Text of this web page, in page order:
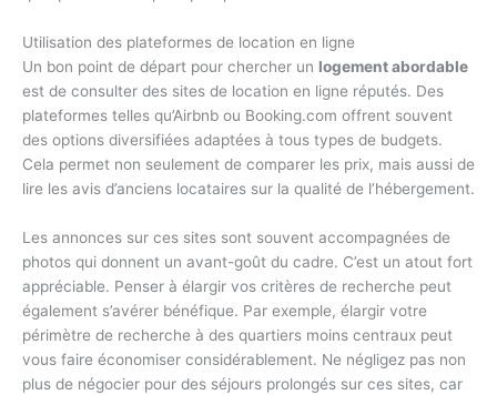
Utilisation des plateformes de location en ligne
Un bon point de départ pour chercher un logement abordable
est de consulter des sites de location en ligne réputés. Des
plateformes telles qu’Airbnb ou Booking.com offrent souvent
des options diversifiées adaptées à tous types de budgets.
Cela permet non seulement de comparer les prix, mais aussi de
lire les avis d’anciens locataires sur la qualité de l’hébergement.
Les annonces sur ces sites sont souvent accompagnées de
photos qui donnent un avant-goût du cadre. C’est un atout fort
appréciable. Penser à élargir vos critères de recherche peut
également s’avérer bénéfique. Par exemple, élargir votre
périmètre de recherche à des quartiers moins centraux peut
vous faire économiser considérablement. Ne négligez pas non
plus de négocier pour des séjours prolongés sur ces sites, car